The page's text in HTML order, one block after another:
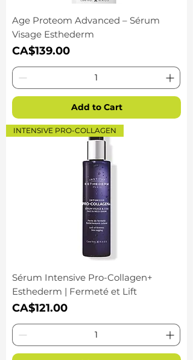
Age Proteom Advanced – Sérum
Visage Esthederm
Price
CA$139.00
Add to Cart
INTENSIVE PRO-COLLAGEN
Sérum Intensive Pro-Collagen+
Esthederm | Fermeté et Lift
Price
CA$121.00